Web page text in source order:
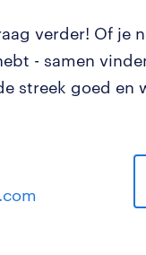
verder! Of je
- samen
streek goed en